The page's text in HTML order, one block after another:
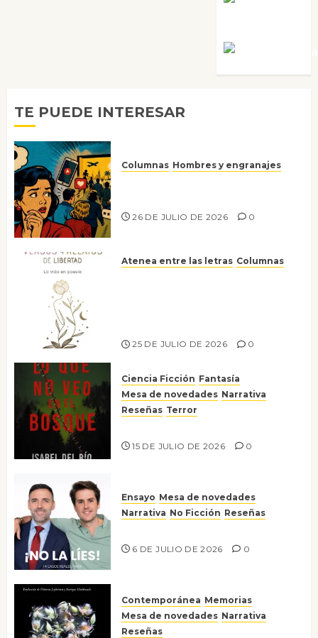
TE PUEDE INTERESAR
Columnas Hombres y engranajes
26 DE JULIO DE 2026 0
Atenea entre las letras Columnas
25 DE JULIO DE 2026 0
Ciencia Ficción Fantasía
Mesa de novedades Narrativa
Reseñas Terror
15 DE JULIO DE 2026 0
Ensayo Mesa de novedades
Narrativa No Ficción Reseñas
6 DE JULIO DE 2026 0
Contemporánea Memorias
Mesa de novedades Narrativa
Reseñas